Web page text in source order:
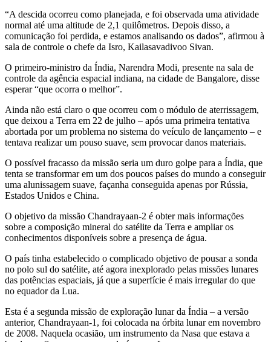
“A descida ocorreu como planejada, e foi observada uma atividade
normal até uma altitude de 2,1 quilômetros. Depois disso, a
comunicação foi perdida, e estamos analisando os dados”, afirmou à
sala de controle o chefe da Isro, Kailasavadivoo Sivan.
O primeiro-ministro da Índia, Narendra Modi, presente na sala de
controle da agência espacial indiana, na cidade de Bangalore, disse
esperar “que ocorra o melhor”.
Ainda não está claro o que ocorreu com o módulo de aterrissagem,
que deixou a Terra em 22 de julho – após uma primeira tentativa
abortada por um problema no sistema do veículo de lançamento – e
tentava realizar um pouso suave, sem provocar danos materiais.
O possível fracasso da missão seria um duro golpe para a Índia, que
tenta se transformar em um dos poucos países do mundo a conseguir
uma alunissagem suave, façanha conseguida apenas por Rússia,
Estados Unidos e China.
O objetivo da missão Chandrayaan-2 é obter mais informações
sobre a composição mineral do satélite da Terra e ampliar os
conhecimentos disponíveis sobre a presença de água.
O país tinha estabelecido o complicado objetivo de pousar a sonda
no polo sul do satélite, até agora inexplorado pelas missões lunares
das potências espaciais, já que a superfície é mais irregular do que
no equador da Lua.
Esta é a segunda missão de exploração lunar da Índia – a versão
anterior, Chandrayaan-1, foi colocada na órbita lunar em novembro
de 2008. Naquela ocasião, um instrumento da Nasa que estava a